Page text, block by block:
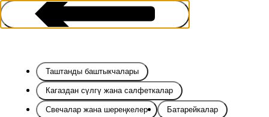
Таштанды баштыкчалары
Кагаздан сүлгү жана салфеткалар
Свечалар жана шереңкелер Батарейкалар